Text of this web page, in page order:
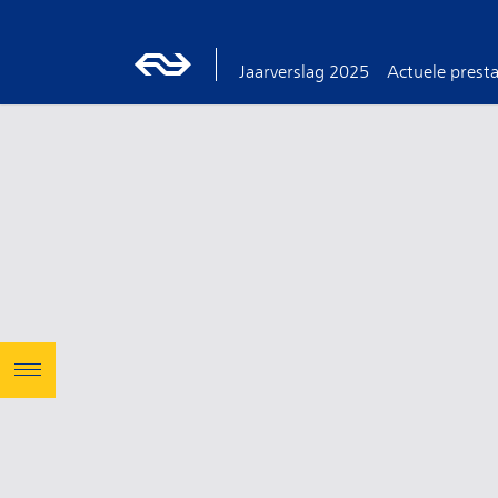
Jaarverslag 2025 Actuele